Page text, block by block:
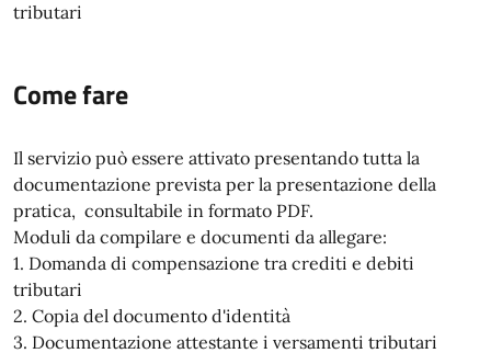
tributari
Come fare
Il servizio può essere attivato presentando tutta la
documentazione prevista per la presentazione della
pratica, consultabile in formato PDF.
Moduli da compilare e documenti da allegare:
1. Domanda di compensazione tra crediti e debiti
tributari
2. Copia del documento d'identità
3. Documentazione attestante i versamenti tributari